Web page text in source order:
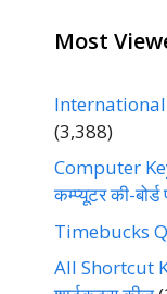
Most
International
(3,388)
Computer
कम्प्यूटर की-
Timebucks
All Shortcut